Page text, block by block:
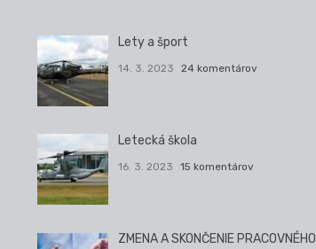
Lety a šport
14. 3. 2023 24 komentárov
Letecká škola
16. 3. 2023 15 komentárov
ZMENA A SKONČENIE PRACOVNÉHO